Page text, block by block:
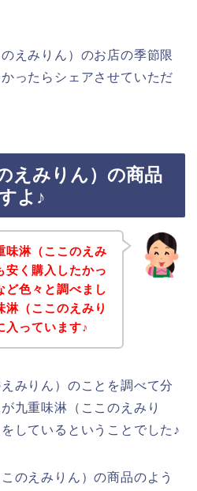
えみりん）のお店の季節限
ったらシェアさせていただ
えみりん）の商品
よ♪
味淋（ここのえみ
安く購入したかっ
ど色々と調べまし
淋（ここのえみり
入っています♪
みりん）のことを調べて分
九重味淋（ここのえみり
しているということでした♪
のえみりん）の商品のよう